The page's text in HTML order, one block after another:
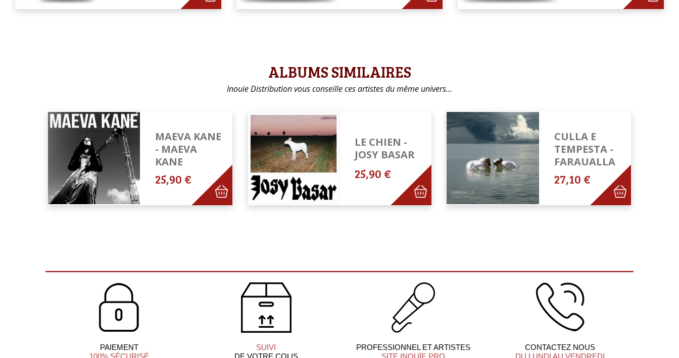
ALBUMS SIMILAIRES
Inouie Distribution vous conseille ces artistes du même univers…
MAEVA KANE
- MAEVA
KANE
25,90 €
LE CHIEN -
JOSY BASAR
25,90 €
CULLA E
TEMPESTA -
FARAUALLA
27,10 €
PAIEMENT
100% SÉCURISÉ
SUIVI
DE VOTRE COLIS
PROFESSIONNEL ET ARTISTES
SITE INOUÏE PRO
CONTACTEZ NOUS
DU LUNDI AU VENDREDI